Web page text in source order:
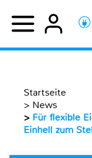
Startseite
> News
> Für flexible
Einhell zum